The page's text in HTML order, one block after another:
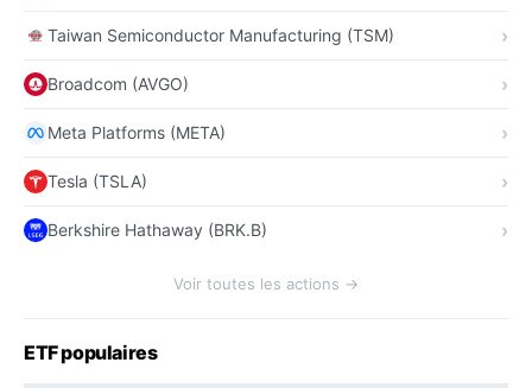
Taiwan Semiconductor Manufacturing (TSM)
Broadcom (AVGO)
Meta Platforms (META)
Tesla (TSLA)
Berkshire Hathaway (BRK.B)
Voir toutes les actions →
ETF populaires